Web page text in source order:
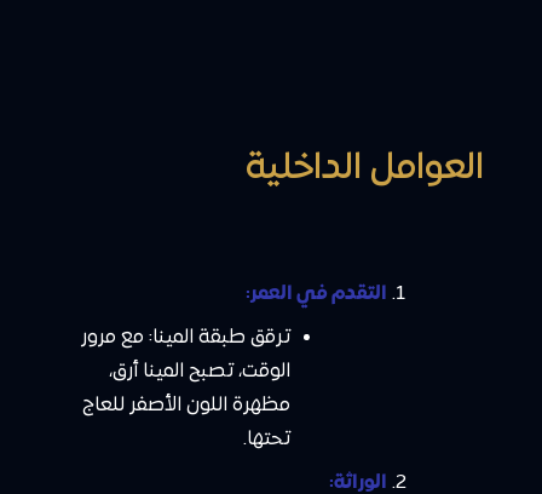
العوامل الداخلية
التقدم في العمر:
ترقق طبقة المينا: مع مرور
الوقت، تصبح المينا أرق،
مظهرة اللون الأصفر للعاج
تحتها.
الوراثة: